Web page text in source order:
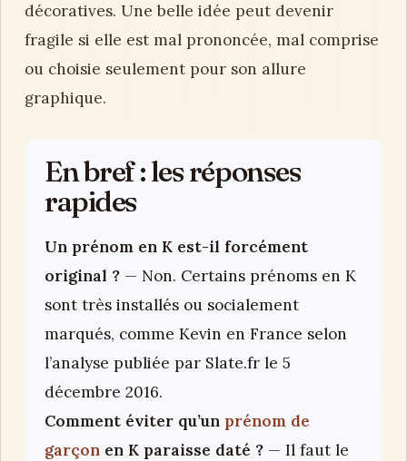
décoratives. Une belle idée peut devenir
fragile si elle est mal prononcée, mal comprise
ou choisie seulement pour son allure
graphique.
En bref : les réponses
rapides
Un prénom en K est-il forcément
original ? — Non. Certains prénoms en K
sont très installés ou socialement
marqués, comme Kevin en France selon
l’analyse publiée par Slate.fr le 5
décembre 2016.
Comment éviter qu’un prénom de
garçon en K paraisse daté ? — Il faut le